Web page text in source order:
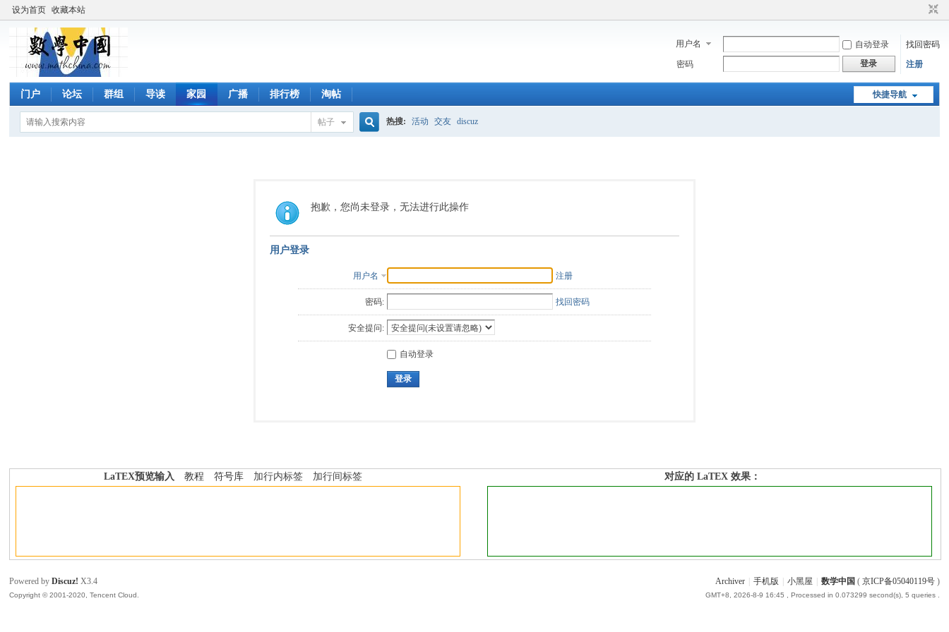
设为首页 收藏本站
用户名 自动登录
找回密码
密码
登录 注册
快捷导航
门户 论坛 群组 导读 家园 广播 排行榜 淘帖
帖子
索
热搜: 活动 交友 discuz
抱歉，您尚未登录，无法进行此操作
用户登录
用户名 注册
密码: 找回密码
安全提问:
自动登录
登录
LaTEX预览输入 教程 符号库 加行内标签 加行间标签 对应的 LaTEX 效果：
Archiver 手机版 小黑屋 数学中国 ( 京ICP备05040119号)
GMT+8, 2026-8-9 16:45 , Processed in 0.073299 second(s), 5 queries .
Powered byDiscuz! X3.4
Copyright © 2001-2020, Tencent Cloud.